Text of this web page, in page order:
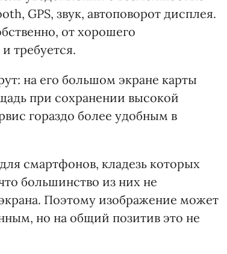
GPS, звук, автоповорот дисплея.
от хорошего
требуется.
на его большом экране карты
при сохранении высокой
гораздо более удобным в
смартфонов, кладезь которых
большинство из них не
Поэтому изображение может
но на общий позитив это не